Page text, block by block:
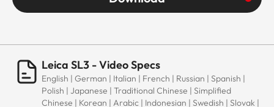
Leica SL3 - Video Specs
English | German | Italian | French | Russian | Spanish |
Polish | Japanese | Traditional Chinese | Simplified
Chinese | Korean | Arabic | Indonesian | Swedish | Slovak |